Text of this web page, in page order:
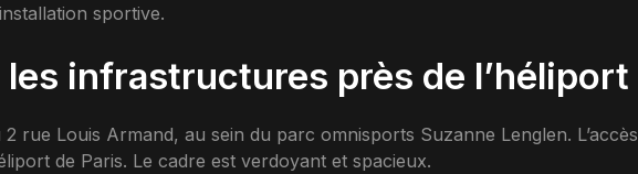
sportive.
les infrastructures près de l’héliport
2 rue Louis Armand, au sein du parc omnisports Suzanne Lenglen. L’accès
de Paris. Le cadre est verdoyant et spacieux.